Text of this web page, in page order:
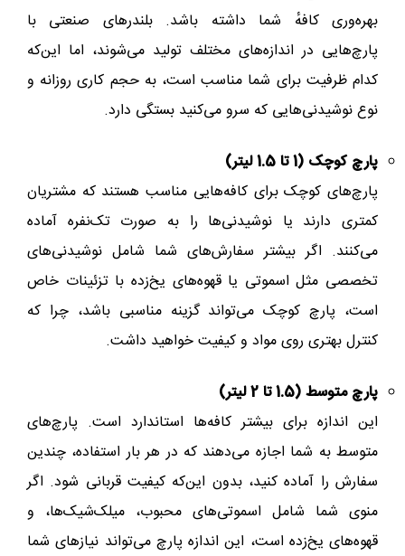
بهره‌وری کافهٔ شما داشته باشد. بلندرهای صنعتی با
پارچ‌هایی در اندازه‌های مختلف تولید می‌شوند، اما این‌که
کدام ظرفیت برای شما مناسب است، به حجم کاری روزانه و
نوع نوشیدنی‌هایی که سرو می‌کنید بستگی دارد.
پارچ‌ کوچک (1 تا 1.5 لیتر)
پارچ‌های کوچک برای کافه‌هایی مناسب هستند که مشتریان
کمتری دارند یا نوشیدنی‌ها را به صورت تک‌نفره آماده
می‌کنند. اگر بیشتر سفارش‌های شما شامل نوشیدنی‌های
تخصصی مثل اسموتی یا قهوه‌های یخ‌زده با تزئینات خاص
است، پارچ کوچک می‌تواند گزینه مناسبی باشد، چرا که
کنترل بهتری روی مواد و کیفیت خواهید داشت.
پارچ‌ متوسط (1.5 تا 2 لیتر)
این اندازه برای بیشتر کافه‌ها استاندارد است. پارچ‌های
متوسط به شما اجازه می‌دهند که در هر بار استفاده، چندین
سفارش را آماده کنید، بدون این‌که کیفیت قربانی شود. اگر
منوی شما شامل اسموتی‌های محبوب، میلک‌شیک‌ها، و
قهوه‌های یخ‌زده است، این اندازه پارچ می‌تواند نیازهای شما